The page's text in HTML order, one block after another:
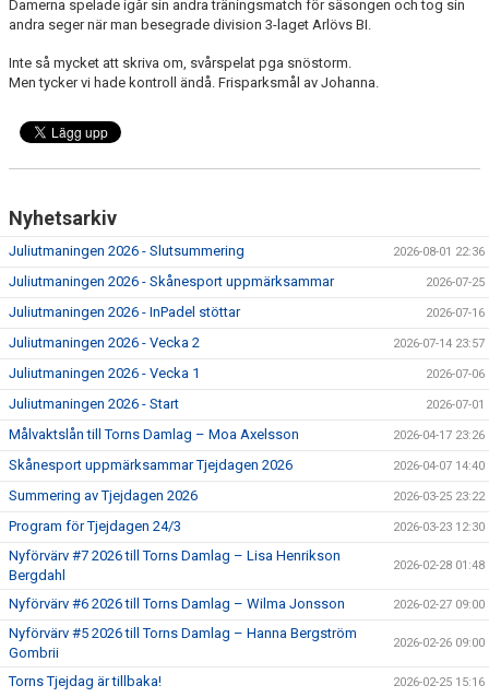
TORNHUSET
TRÄNING
PRISER
BILDGALLERI
KONTAKT
DOKUMENT
Damerna spelade igår sin andra träningsmatch för säsongen och tog sin
andra seger när man besegrade division 3-laget Arlövs BI.
Inte så mycket att skriva om, svårspelat pga snöstorm.
Men tycker vi hade kontroll ändå. Frisparksmål av Johanna.
Nyhetsarkiv
Juliutmaningen 2026 - Slutsummering 2026-08-01 22:36
Juliutmaningen 2026 - Skånesport uppmärksammar 2026-07-25
Juliutmaningen 2026 - InPadel stöttar 2026-07-16
Juliutmaningen 2026 - Vecka 2 2026-07-14 23:57
Juliutmaningen 2026 - Vecka 1 2026-07-06
Juliutmaningen 2026 - Start 2026-07-01
Målvaktslån till Torns Damlag – Moa Axelsson 2026-04-17 23:26
Skånesport uppmärksammar Tjejdagen 2026 2026-04-07 14:40
Summering av Tjejdagen 2026 2026-03-25 23:22
Program för Tjejdagen 24/3 2026-03-23 12:30
Nyförvärv #7 2026 till Torns Damlag – Lisa Henrikson
Bergdahl
2026-02-28 01:48
Nyförvärv #6 2026 till Torns Damlag – Wilma Jonsson 2026-02-27 09:00
Nyförvärv #5 2026 till Torns Damlag – Hanna Bergström
Gombrii
2026-02-26 09:00
Torns Tjejdag är tillbaka! 2026-02-25 15:16